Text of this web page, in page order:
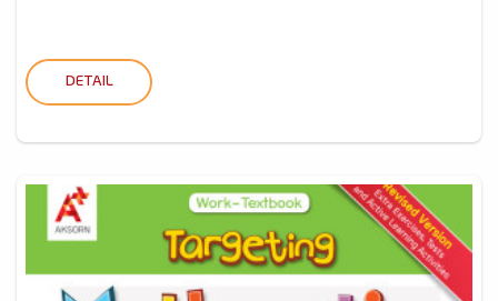
DETAIL